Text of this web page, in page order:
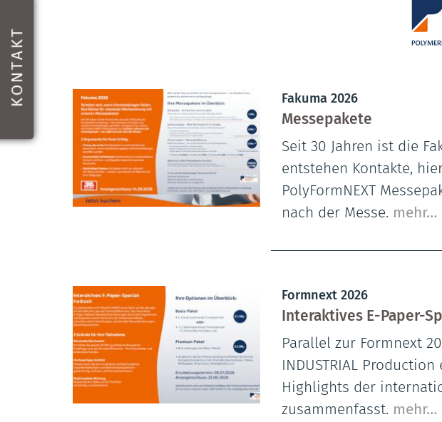
KONTAKT Fakuma 2026
Messepakete
Seit 30 Jahren ist die
entstehen Kontakte,
PolyFormNEXT
nach der Messe. mehr…
Formnext 2026
Interaktives E-Paper-
Parallel zur Formnext
INDUSTRIAL
Highlights der
zusammenfasst. mehr…